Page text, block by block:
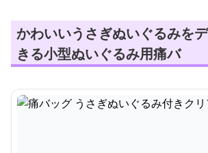
かわいいうさぎぬいぐるみを
きる小型ぬいぐるみ用痛バ